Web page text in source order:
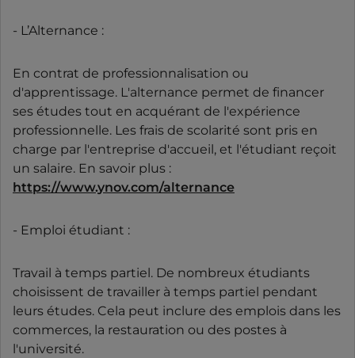
- L’Alternance :
En contrat de professionnalisation ou
d'apprentissage. L'alternance permet de financer
ses études tout en acquérant de l'expérience
professionnelle. Les frais de scolarité sont pris en
charge par l'entreprise d'accueil, et l'étudiant reçoit
un salaire. En savoir plus :
https://www.ynov.com/alternance
- Emploi étudiant :
Travail à temps partiel. De nombreux étudiants
choisissent de travailler à temps partiel pendant
leurs études. Cela peut inclure des emplois dans les
commerces, la restauration ou des postes à
l'université.